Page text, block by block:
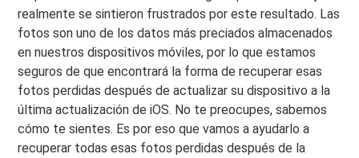
realmente se sintieron frustrados por este resultado. Las
fotos son uno de los datos más preciados almacenados
en nuestros dispositivos móviles, por lo que estamos
seguros de que encontrará la forma de recuperar esas
fotos perdidas después de actualizar su dispositivo a la
última actualización de iOS. No te preocupes, sabemos
cómo te sientes. Es por eso que vamos a ayudarlo a
recuperar todas esas fotos perdidas después de la